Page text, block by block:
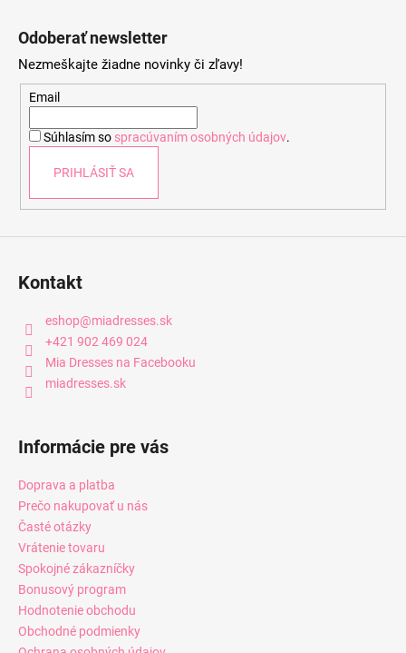
Odoberať newsletter
Nezmeškajte žiadne novinky či zľavy!
Email
Súhlasím so spracúvaním osobných údajov.
PRIHLÁSIŤ SA
Kontakt
eshop@miadresses.sk
+421 902 469 024
Mia Dresses na Facebooku
miadresses.sk
Informácie pre vás
Doprava a platba
Prečo nakupovať u nás
Časté otázky
Vrátenie tovaru
Spokojné zákazníčky
Bonusový program
Hodnotenie obchodu
Obchodné podmienky